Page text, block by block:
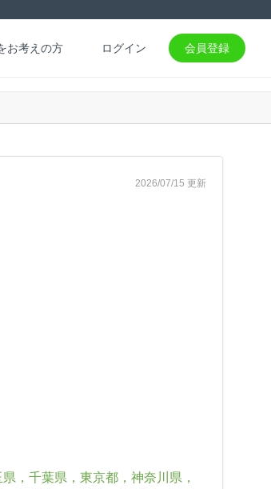
お考えの方 ログイン 会員登録
2026/07/15 更新
，千葉県，東京都，神奈川県，